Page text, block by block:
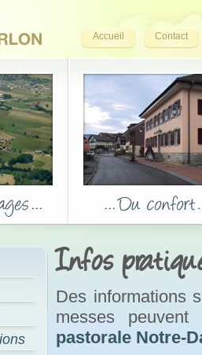
Accueil Contact
Infos
Des informations
messes
pastorale Notre-